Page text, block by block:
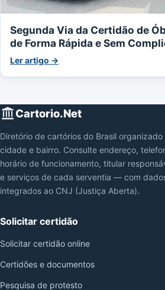
Segunda Via da Certidão de
de Forma Rápida e Sem
Ler artigo →
Cartorio.Net
Diretório de cartórios do Brasil
cidade e bairro. Consulte endereço,
horário de funcionamento, titular
e serviços de cada serventia — com
integrados ao CNJ (Justiça Aberta).
Solicitar certidão
Solicitar certidão online
Certidões e documentos
Pesquisa de protesto